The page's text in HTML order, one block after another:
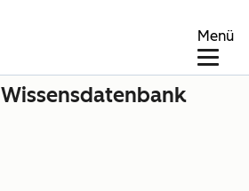
Menü
Wissensdatenbank